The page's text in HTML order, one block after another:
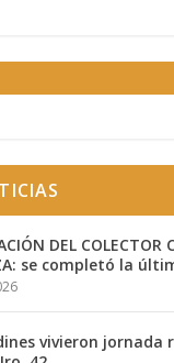
DEL COLECTOR
se completó la
vivieron jornada